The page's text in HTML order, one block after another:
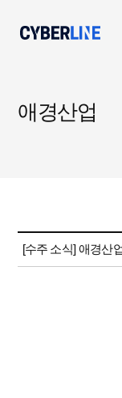
애경산업
[수주 소식] 애경산